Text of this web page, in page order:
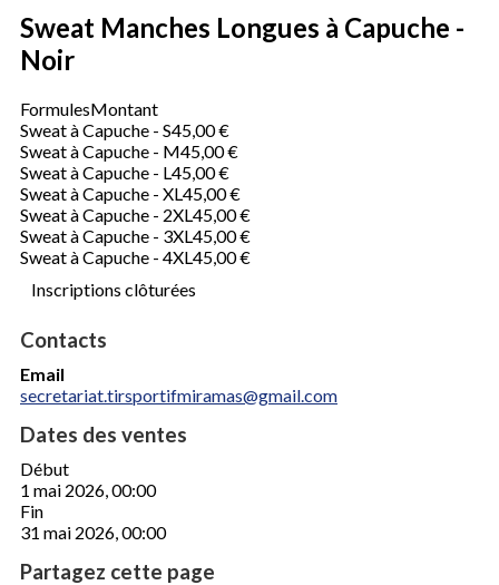
Sweat Manches Longues à Capuche -
Noir
FormulesMontant
Sweat à Capuche - S45,00 €
Sweat à Capuche - M45,00 €
Sweat à Capuche - L 45,00 €
Sweat à Capuche - XL 45,00 €
Sweat à Capuche - 2XL 45,00 €
Sweat à Capuche - 3XL 45,00 €
Sweat à Capuche - 4XL 45,00 €
Inscriptions clôturées
Contacts
Email
secretariat.tirsportifmiramas@gmail.com
Dates des ventes
Début
1 mai 2026, 00:00
Fin
31 mai 2026, 00:00
Partagez cette page